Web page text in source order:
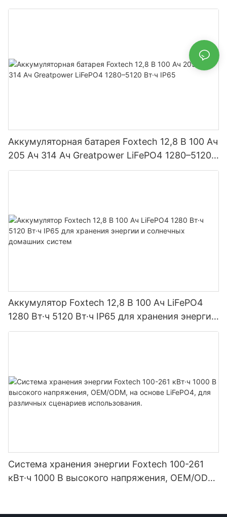
590 Вт, 620 Вт, 630 Вт, 650 Вт, двусторонние
Аккумуляторная батарея Foxtech 12,8 В 100 Ач
205 Ач 314 Ач Greatpower LiFePO4 1280–5120
Вт·ч IP65
Аккумулятор Foxtech 12,8 В 100 Ач LiFePO4
1280 Вт·ч 5120 Вт·ч IP65 для хранения энергии
и солнечных домашних систем
Система хранения энергии Foxtech 100-261
кВт·ч 1000 В высокого напряжения, OEM/ODM,